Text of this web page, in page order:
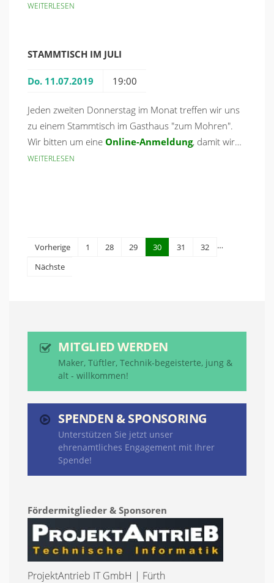
WEITERLESEN
STAMMTISCH IM JULI
Do. 11.07.2019 19:00
Jeden zweiten Donnerstag im Monat treffen wir uns
zu einem Stammtisch im Gasthaus "zum Mohren".
Wir bitten um eine Online-Anmeldung, damit wir…
WEITERLESEN
Vorherige 1 …
28 29 30 31
32
Nächste
MITGLIED WERDEN
Maker, Tüftler, Technik-begeisterte, jung &
alt - willkommen!
SPENDEN & SPONSORING
Unterstützen Sie jetzt unser
ehrenamtliches Engagement mit Ihrer
Spende!
Fördermitglieder & Sponsoren
ProjektAntrieb IT GmbH | Fürth